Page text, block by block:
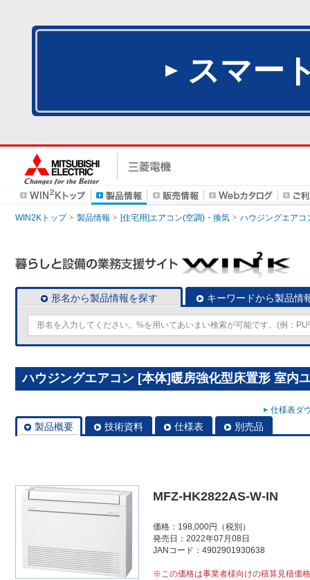
スマー
WIN2Kトップ 製品情報 [住宅用]エアコン(空調)・換気 ハウジングエアコ
形名から製品情報を探す キーワードから製品情
ハウジングエアコン [本体]暖房強化型床置形 室内
仕様表ダ
製品概要 技術資料 仕様表 別売品
MFZ-HK2822AS-W-IN
価格：198,000円（税別）
発売日：2022年07月08日
JANコード：4902901930638
※この価格は事業者様向けの積算見積価